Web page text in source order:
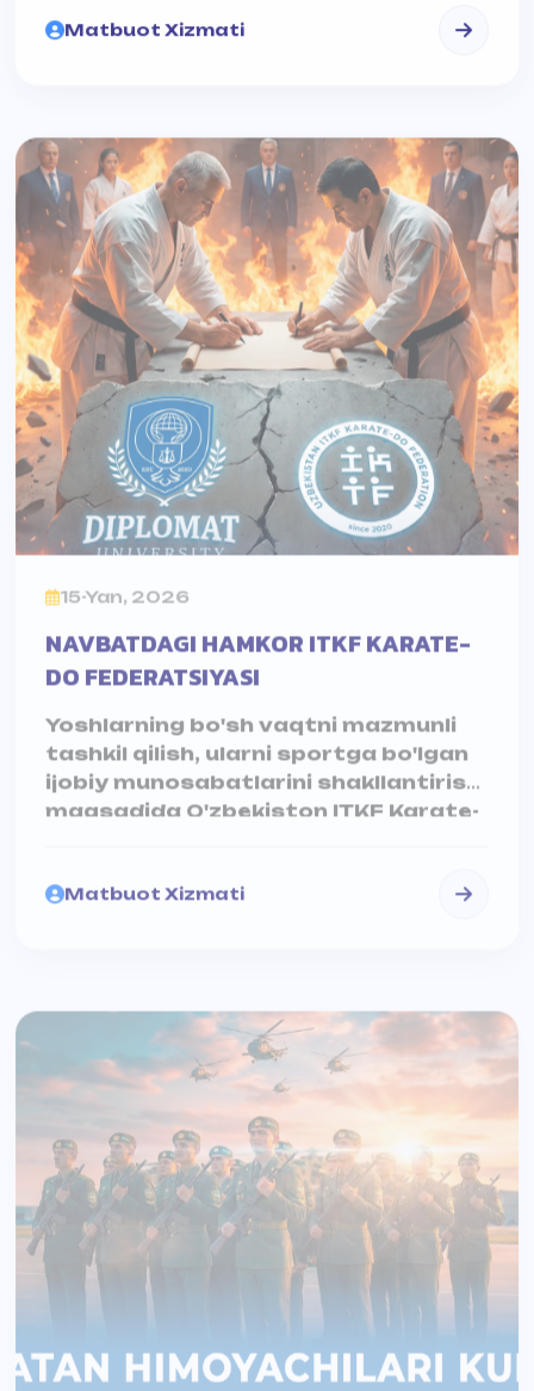
15-Yan, 2026
NAVBATDAGI HAMKOR ITKF KARATE-
DO FEDERATSIYASI
Yoshlarning bo'sh vaqtni mazmunli
ijobiy munosabatlarini shakllantirish
maqsadida O'zbekiston ITKF Karate-
do federatsiyasi bilan o'zaro
hamkorlik memorandumi imzolandi